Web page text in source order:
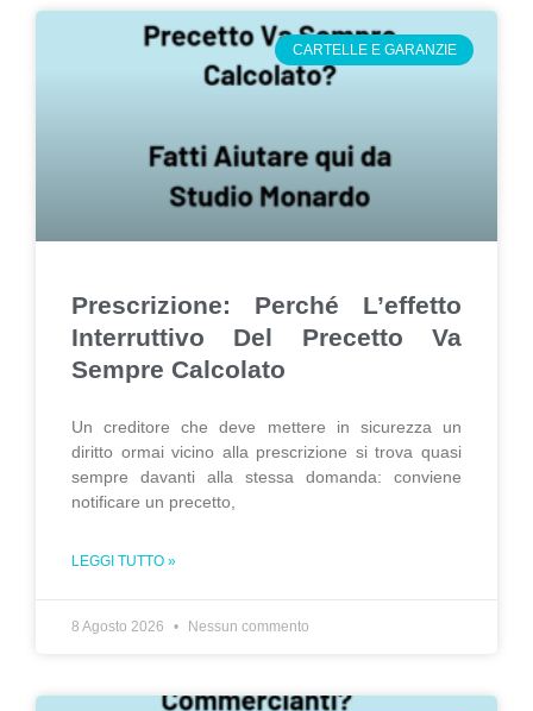
CARTELLE E GARANZIE
Prescrizione: Perché L’effetto
Interruttivo Del Precetto Va
Sempre Calcolato
Un creditore che deve mettere in sicurezza un
diritto ormai vicino alla prescrizione si trova quasi
sempre davanti alla stessa domanda: conviene
notificare un precetto,
LEGGI TUTTO »
8 Agosto 2026 Nessun commento